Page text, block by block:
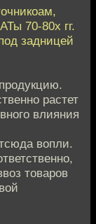
70-80х гг.
задницей
растет
влияния
вопли.
товаров